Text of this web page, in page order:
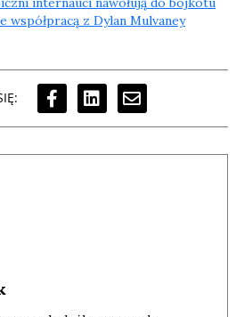
współpracą z Dylan Mulvaney